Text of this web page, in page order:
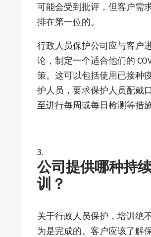
可能会受到批评，但客户需
排在第一位的。
行政人员保护公司应与客户
论，制定一个适合他们的
策。这可以包括使用已接种
护人员，要求保护人员配戴
至进行每周或每日检测等措施
公司提供哪种持
训？
关于行政人员保护，培训绝
为是完成的。客户应该了解